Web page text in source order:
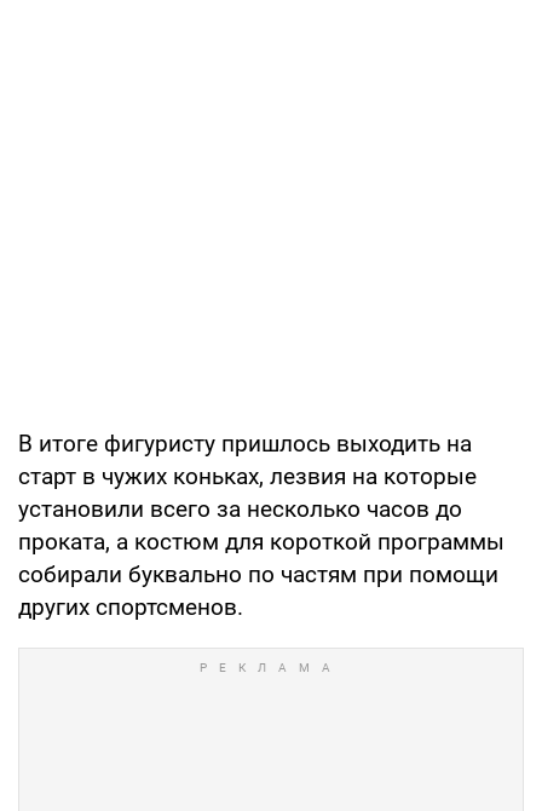
В итоге фигуристу пришлось выходить на
старт в чужих коньках, лезвия на которые
установили всего за несколько часов до
проката, а костюм для короткой программы
собирали буквально по частям при помощи
других спортсменов.